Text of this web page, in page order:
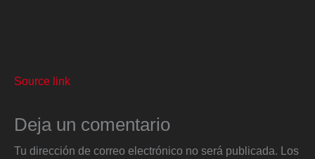
Source link
Deja un comentario
Tu dirección de correo electrónico no será publicada. Los